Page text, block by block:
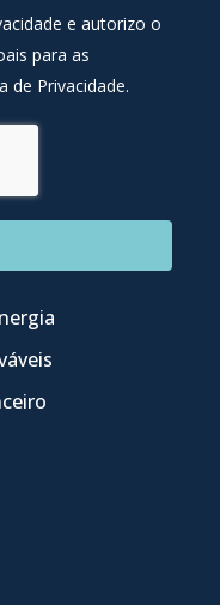
e autorizo o
para as
de Privacidade.